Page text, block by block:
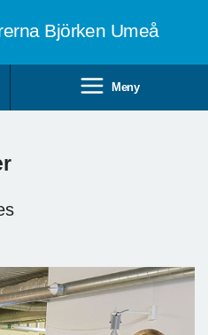
Björken Umeå
Meny